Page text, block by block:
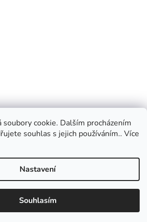
cookie. Dalším procházením
souhlas s jejich používáním.. Více
Nastavení
Souhlasím
. Všechna práva vyhrazena.Upravit
nastavení cookies